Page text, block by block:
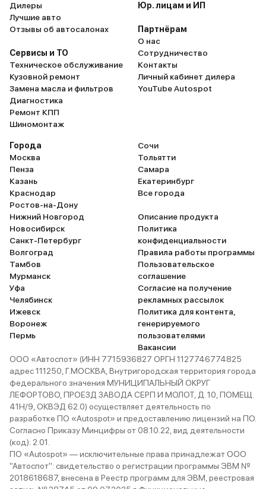
Дилеры
Лучшие авто
Отзывы об автосалонах
Сервисы и ТО
Техническое обслуживание
Кузовной ремонт
Замена масла и фильтров
Диагностика
Ремонт КПП
Шиномонтаж
Юр. лицам и ИП
Партнёрам
О нас
Сотрудничество
Контакты
Личный кабинет дилера
YouTube Autospot
Города
Москва
Пенза
Казань
Краснодар
Ростов-на-Дону
Нижний Новгород
Новосибирск
Санкт-Петербург
Волгоград
Тамбов
Мурманск
Уфа
Челябинск
Ижевск
Воронеж
Пермь
Сочи
Тольятти
Самара
Екатеринбург
Все города
Описание продукта
Политика
конфиденциальности
Правила работы программы
Пользовательское
соглашение
Согласие на получение
рекламных рассылок
Политика для контента,
генерируемого
пользователями
Вакансии
ООО «Автоспот» (ИНН 7715936827 ОРГН 1127746774825
адрес 111250, Г.МОСКВА, Внутригородская территория города
федерального значения МУНИЦИПАЛЬНЫЙ ОКРУГ
ЛЕФОРТОВО, ПРОЕЗД ЗАВОДА СЕРП И МОЛОТ, Д. 10, ПОМЕЩ.
41Н/9, ОКВЭД 62.0) осуществляет деятельность по
разработке ПО «Autospot» и предоставлению лицензий на ПО.
Согласно Приказу Минцифры от 08.10.22, вид деятельности
(код): 2.01.
ПО «Autospot» — исключительные права принадлежат ООО
"Автоспот": свидетельство о регистрации программы ЭВМ №
2018618687, внесена в Реестр программ для ЭВМ, реестровая